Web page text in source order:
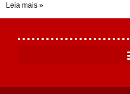
Leia mais »